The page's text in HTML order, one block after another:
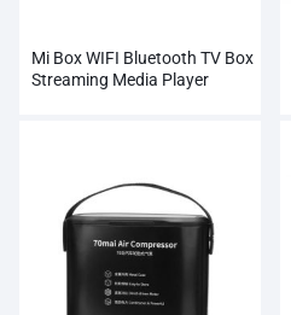
Mi Box WIFI Bluetooth TV Box
Streaming Media Player